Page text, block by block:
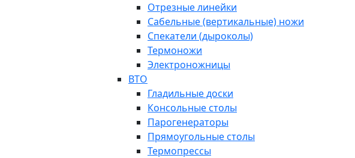
Отрезные линейки
Сабельные (вертикальные) ножи
Спекатели (дыроколы)
Термоножи
Электроножницы
ВТО
Гладильные доски
Консольные столы
Парогенераторы
Прямоугольные столы
Термопрессы